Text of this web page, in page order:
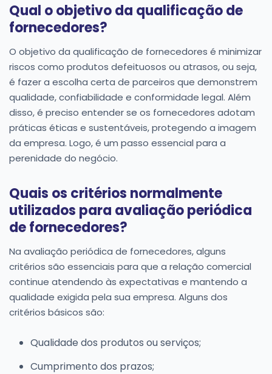
Qual o objetivo da qualificação de
fornecedores?
O objetivo da qualificação de fornecedores é minimizar
riscos como produtos defeituosos ou atrasos, ou seja,
é fazer a escolha certa de parceiros que demonstrem
qualidade, confiabilidade e conformidade legal. Além
disso, é preciso entender se os fornecedores adotam
práticas éticas e sustentáveis, protegendo a imagem
da empresa. Logo, é um passo essencial para a
perenidade do negócio.
Quais os critérios normalmente
utilizados para avaliação periódica
de fornecedores?
Na avaliação periódica de fornecedores, alguns
critérios são essenciais para que a relação comercial
continue atendendo às expectativas e mantendo a
qualidade exigida pela sua empresa. Alguns dos
critérios básicos são:
Qualidade dos produtos ou serviços;
Cumprimento dos prazos;